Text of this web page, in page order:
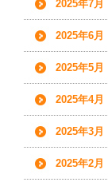
2025年7月
2025年6月
2025年5月
2025年4月
2025年3月
2025年2月